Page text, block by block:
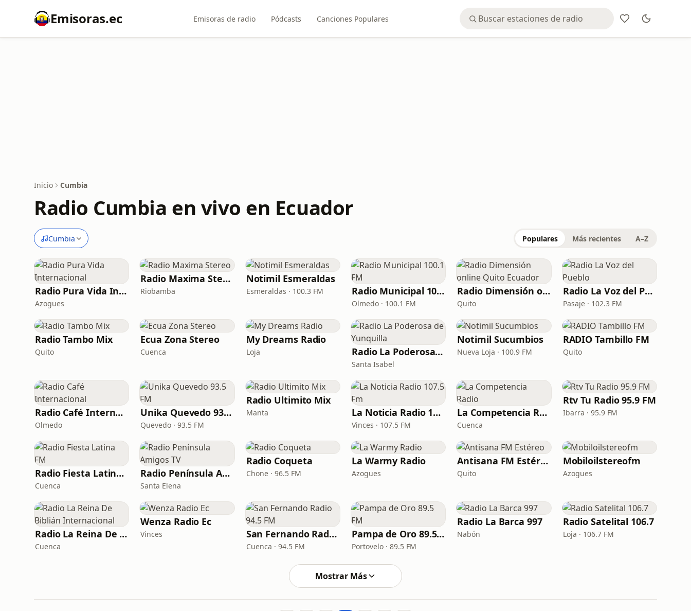
Emisoras.ec Emisoras de radio Pódcasts Canciones Populares
Inicio Cumbia
Radio Cumbia en vivo en Ecuador
Cumbia Populares Más recientes A–Z
Radio Pura Vida Internacional
Azogues
Radio Maxima Stereo
Riobamba
Notimil Esmeraldas
Esmeraldas · 100.3 FM Radio Municipal 100.1 FM
Olmedo · 100.1 FM
Radio Dimensión online Quito Ecuador
Quito
Radio La Voz del Pueblo
Pasaje · 102.3 FM
Radio Tambo Mix
Quito
Ecua Zona Stereo
Cuenca
My Dreams Radio
Loja Radio La Poderosa de Yunquilla
Santa Isabel
Notimil Sucumbios
Nueva Loja · 100.9 FM
RADIO Tambillo FM
Quito
Radio Café Internacional
Olmedo
Unika Quevedo 93.5 FM
Quevedo · 93.5 FM
Radio Ultimito Mix
Manta La Noticia Radio 107.5 Fm
Vinces · 107.5 FM
La Competencia Radio
Cuenca
Rtv Tu Radio 95.9 FM
Ibarra · 95.9 FM
Radio Fiesta Latina FM
Cuenca
Radio Península Amigos TV
Santa Elena
Radio Coqueta
Chone · 96.5 FM
La Warmy Radio
Azogues
Antisana FM Estéreo
Quito
Mobiloilstereofm
Azogues
Radio La Reina De Biblián Internacional
Cuenca
Wenza Radio Ec
Vinces San Fernando Radio 94.5 FM
Cuenca · 94.5 FM
Pampa de Oro 89.5 FM
Portovelo · 89.5 FM
Radio La Barca 997
Nabón
Radio Satelital 106.7
Loja · 106.7 FM
Mostrar Más